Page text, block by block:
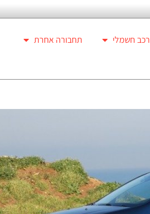
רכב חשמלי
תחבורה אחרת